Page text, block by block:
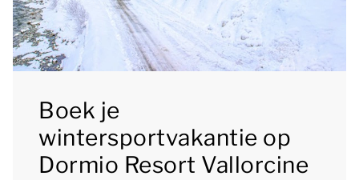
Boek je
wintersportvakantie op
Dormio Resort Vallorcine